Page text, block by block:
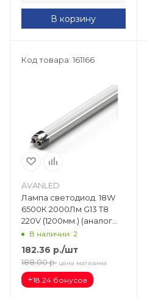
В корзину
Код товара: 161166
AVANLED
Лампа светодиод. 18W
6500К 2000Лм G13 T8
220V (1200мм.) (аналог
L36) матовая (пр-во РФ)
AVANLED AL T8-18-865-
1200-М
В наличии: 2
182.36 р./шт
188.00 р. цена магазина
+18.24 бонусов